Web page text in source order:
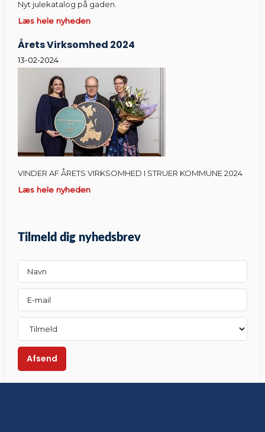
Nyt julekatalog på gaden.
Læs hele nyheden
Årets Virksomhed 2024
13-02-2024
VINDER AF ÅRETS VIRKSOMHED I STRUER KOMMUNE 2024
Læs hele nyheden
Tilmeld dig nyhedsbrev